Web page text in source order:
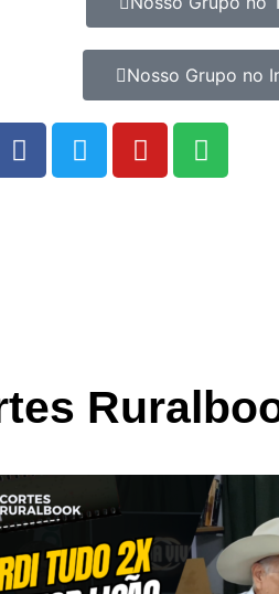
Nosso Grupo no